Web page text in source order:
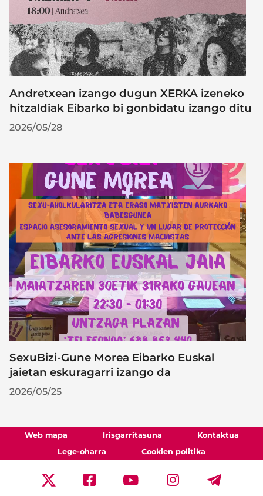
Andretxean izango dugun XERKA izeneko
hitzaldiak Eibarko bi gonbidatu izango ditu
2026/05/28
SexuBizi-Gune Morea Eibarko Euskal
jaietan eskuragarri izango da
2026/05/25
Web mapa Irisgarritasuna
Kontaktua
Lege-oharra
Cookien politika